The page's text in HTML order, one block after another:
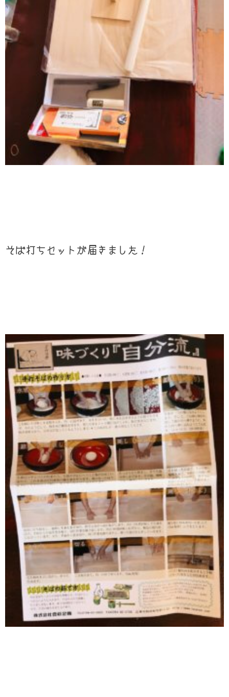
そば打ちセットが届きました！